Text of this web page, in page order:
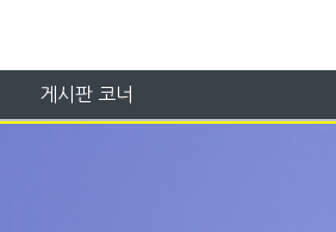
게시판 코너